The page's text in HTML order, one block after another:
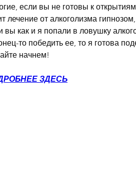
если вы не готовы к
лечение от алкоголизма
вы как и я попали в ловушку
то победить ее, то я готова
начнем!
ЗДЕСЬ